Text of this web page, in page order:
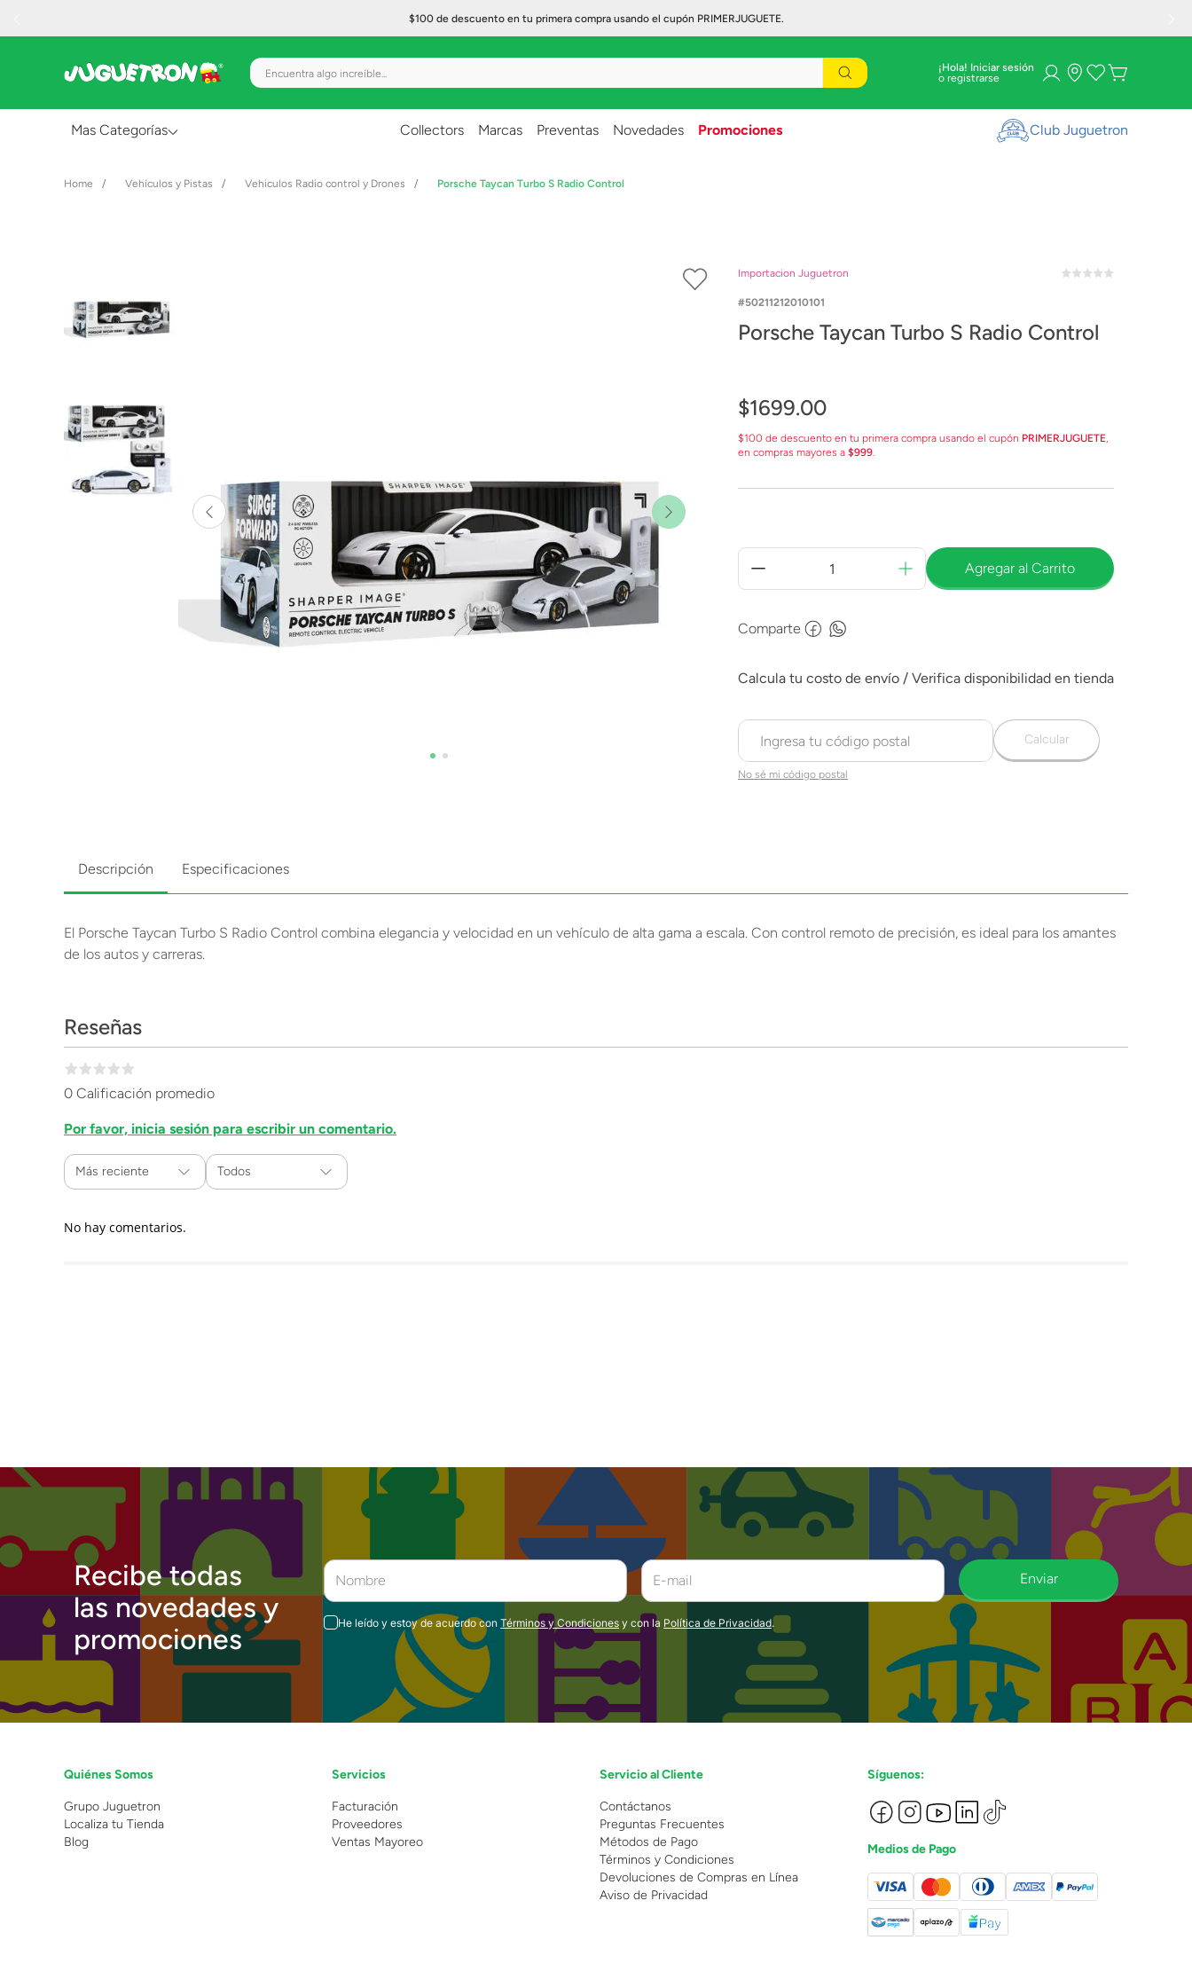
$100 de descuento en tu primera compra usando el cupón PRIMERJUGUETE.
Encuentra algo increíble... ¡Hola! Iniciar sesión
Mas Categorías
Figuras de Acción
Lanzadores
Muñecas
Construcción
Collectors Marcas Preventas Novedades Promociones Club Juguetron
Vehículos y Pistas Vehiculos Radio control y Drones Porsche Taycan Turbo S Radio Control
Importacion Juguetron
50211212010101
Porsche Taycan Turbo S Radio Control
$1699.00
$100 de descuento en tu primera compra usando el cupón PRIMERJUGUETE,
en compras mayores a $999.
Agregar al Carrito
Comparte
No sé mi código postal
Calcular
Descripción Especificaciones
El Porsche Taycan Turbo S Radio Control combina elegancia y velocidad en un vehículo de alta gama a escala. Con control remoto de precisión, es ideal para los amantes
de los autos y carreras.
Reseñas
0 Calificación promedio
Por favor, inicia sesión para escribir un comentario.
Más reciente Todos
No hay comentarios.
Recibe todas
las novedades y
promociones
Enviar
He leído y estoy de acuerdo con Términos y Condiciones y con la Política de Privacidad.
Quiénes Somos
Grupo Juguetron
Localiza tu Tienda
Blog
Servicios
Facturación
Proveedores
Ventas Mayoreo
Servicio al Cliente
Contáctanos
Preguntas Frecuentes
Métodos de Pago
Términos y Condiciones
Devoluciones de Compras en Línea
Aviso de Privacidad
Síguenos:
Medios de Pago